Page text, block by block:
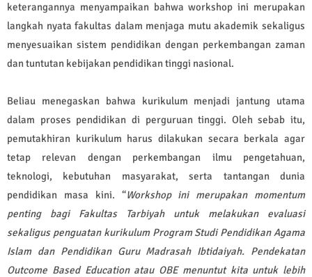
keterangannya menyampaikan bahwa workshop ini merupakan
langkah nyata fakultas dalam menjaga mutu akademik sekaligus
menyesuaikan sistem pendidikan dengan perkembangan zaman
dan tuntutan kebijakan pendidikan tinggi nasional.
Beliau menegaskan bahwa kurikulum menjadi jantung utama
dalam proses pendidikan di perguruan tinggi. Oleh sebab itu,
pemutakhiran kurikulum harus dilakukan secara berkala agar
tetap relevan dengan perkembangan ilmu pengetahuan,
teknologi, kebutuhan masyarakat, serta tantangan dunia
pendidikan masa kini. “Workshop ini merupakan momentum
penting bagi Fakultas Tarbiyah untuk melakukan evaluasi
sekaligus penguatan kurikulum Program Studi Pendidikan Agama
Islam dan Pendidikan Guru Madrasah Ibtidaiyah. Pendekatan
Outcome Based Education atau OBE menuntut kita untuk lebih